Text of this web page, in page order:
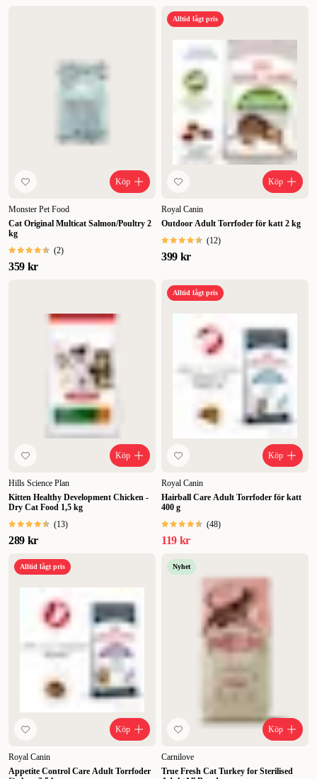
Köp
Monster Pet Food
Cat Original Multicat Salmon/Poultry 2
kg
(2)
359 kr
Alltid lågt pris
Köp
Royal Canin
Outdoor Adult Torrfoder för katt 2 kg
(12)
399 kr
Köp
Hills Science Plan
Kitten Healthy Development Chicken -
Dry Cat Food 1,5 kg
(13)
289 kr
Alltid lågt pris
Köp
Royal Canin
Hairball Care Adult Torrfoder för katt
400 g
(48)
119 kr
Alltid lågt pris
Köp
Royal Canin
Appetite Control Care Adult Torrfoder
Nyhet
Köp
Carnilove
True Fresh Cat Turkey for Sterilised